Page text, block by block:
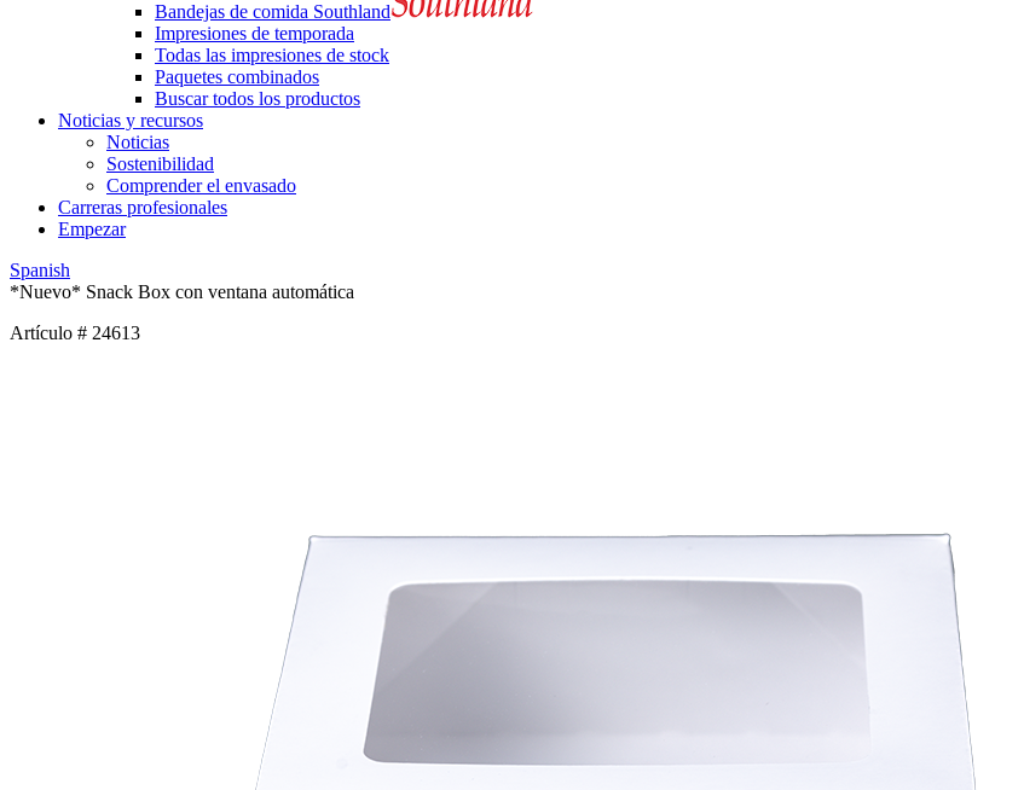
Bandejas de comida Southland
Impresiones de temporada
Todas las impresiones de stock
Paquetes combinados
Buscar todos los productos
Noticias y recursos
Noticias
Sostenibilidad
Comprender el envasado
Carreras profesionales
Empezar
Spanish
*Nuevo* Snack Box con ventana automática
Artículo # 24613